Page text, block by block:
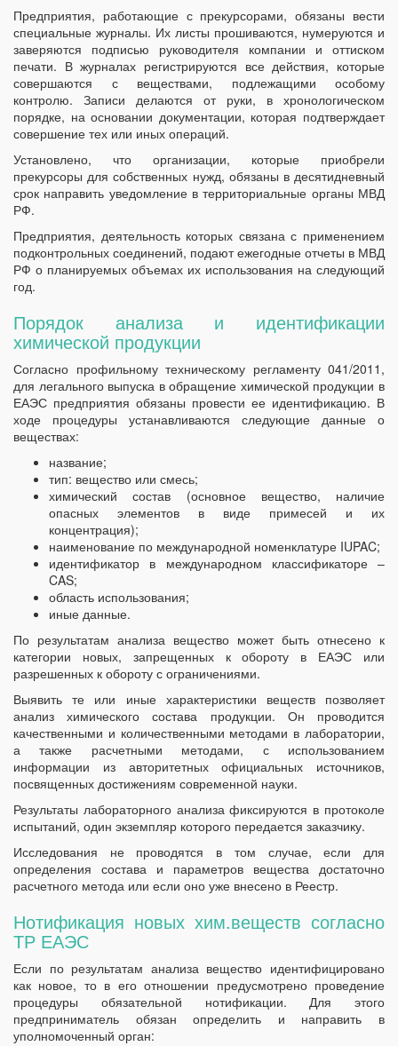
Предприятия, работающие с прекурсорами, обязаны вести
специальные журналы. Их листы прошиваются, нумеруются и
заверяются подписью руководителя компании и оттиском
печати. В журналах регистрируются все действия, которые
совершаются с веществами, подлежащими особому
контролю. Записи делаются от руки, в хронологическом
порядке, на основании документации, которая подтверждает
совершение тех или иных операций.
Установлено, что организации, которые приобрели
прекурсоры для собственных нужд, обязаны в десятидневный
срок направить уведомление в территориальные органы МВД
РФ.
Предприятия, деятельность которых связана с применением
подконтрольных соединений, подают ежегодные отчеты в МВД
РФ о планируемых объемах их использования на следующий
год.
Порядок анализа и идентификации
химической продукции
Согласно профильному техническому регламенту 041/2011,
для легального выпуска в обращение химической продукции в
ЕАЭС предприятия обязаны провести ее идентификацию. В
ходе процедуры устанавливаются следующие данные о
веществах:
название;
тип: вещество или смесь;
химический состав (основное вещество, наличие
опасных элементов в виде примесей и их
концентрация);
наименование по международной номенклатуре IUPAC;
идентификатор в международном классификаторе –
CAS;
область использования;
иные данные.
По результатам анализа вещество может быть отнесено к
категории новых, запрещенных к обороту в ЕАЭС или
разрешенных к обороту с ограничениями.
Выявить те или иные характеристики веществ позволяет
анализ химического состава продукции. Он проводится
качественными и количественными методами в лаборатории,
а также расчетными методами, с использованием
информации из авторитетных официальных источников,
посвященных достижениям современной науки.
Результаты лабораторного анализа фиксируются в протоколе
испытаний, один экземпляр которого передается заказчику.
Исследования не проводятся в том случае, если для
определения состава и параметров вещества достаточно
расчетного метода или если оно уже внесено в Реестр.
Нотификация новых хим.веществ согласно
ТР ЕАЭС
Если по результатам анализа вещество идентифицировано
как новое, то в его отношении предусмотрено проведение
процедуры обязательной нотификации. Для этого
предприниматель обязан определить и направить в
уполномоченный орган: